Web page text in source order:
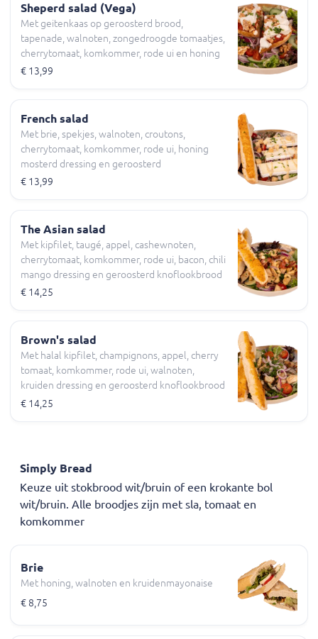
Sheperd salad (Vega)
Met geitenkaas op geroosterd brood,
tapenade, walnoten, zongedroogde tomaatjes,
cherrytomaat, komkommer, rode ui en honing
mosterd dressing
€ 13,99
French salad
Met brie, spekjes, walnoten, croutons,
cherrytomaat, komkommer, rode ui, honing
mosterd dressing en geroosterd
knoflookbrood
€ 13,99
The Asian salad
Met kipfilet, taugé, appel, cashewnoten,
cherrytomaat, komkommer, rode ui, bacon, chili
mango dressing en geroosterd knoflookbrood
€ 14,25
Brown's salad
Met halal kipfilet, champignons, appel, cherry
tomaat, komkommer, rode ui, walnoten,
kruiden dressing en geroosterd knoflookbrood
€ 14,25
Simply Bread
Keuze uit stokbrood wit/bruin of een krokante bol
wit/bruin. Alle broodjes zijn met sla, tomaat en
komkommer
Brie
Met honing, walnoten en kruidenmayonaise
€ 8,75